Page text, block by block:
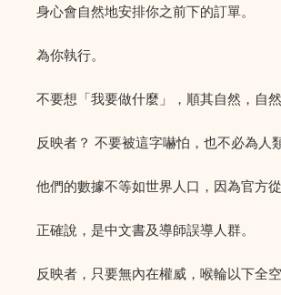
身心會自然地安排你之前下的訂單。
為你執行。
不要想「我要做什麼」，順其自然，自然
反映者？ 不要被這字嚇怕，也不必為人
他們的數據不等如世界人口，因為官方
正確說，是中文書及導師誤導人群。
反映者，只要無內在權威，喉輪以下全空